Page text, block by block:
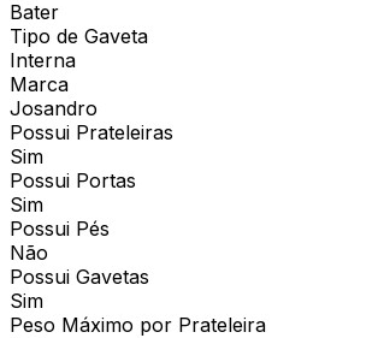
Bater
Tipo de Gaveta
Interna
Marca
Josandro
Possui Prateleiras
Sim
Possui Portas
Sim
Possui Pés
Não
Possui Gavetas
Sim
Peso Máximo por Prateleira